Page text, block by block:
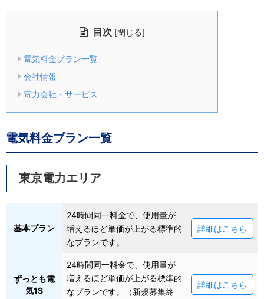
目次 [閉じる]
電気料金プラン一覧
会社情報
電力会社・サービス
電気料金プラン一覧
東京電力エリア
基本プラン
24時間同一料金で、使用量が
増えるほど単価が上がる標準的
なプランです。
詳細はこちら
ずっとも電
気1S
24時間同一料金で、使用量が
増えるほど単価が上がる標準的
なプランです。（新規募集終
詳細はこちら